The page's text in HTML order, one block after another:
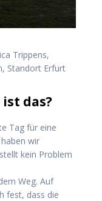
Trippens,
Standort Erfurt
das?
Tag für eine
wir
kein Problem
Weg. Auf
fest, dass die